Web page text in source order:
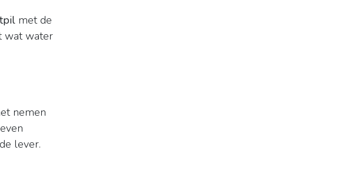
met de
wat water
nemen
lever.